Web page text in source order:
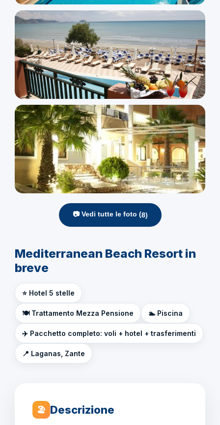
📷 Vedi tutte le foto (8)
Mediterranean Beach Resort in
breve
⭐ Hotel 5 stelle
🍽️ Trattamento Mezza Pensione 🏊 Piscina
✈️ Pacchetto completo: voli + hotel + trasferimenti
📍 Laganas, Zante
🏖 Descrizione